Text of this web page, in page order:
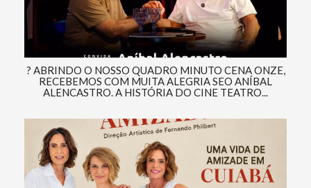
? ABRINDO O NOSSO QUADRO MINUTO CENA ONZE,
RECEBEMOS COM MUITA ALEGRIA SEO ANÍBAL
ALENCASTRO. A HISTÓRIA DO CINE TEATRO...